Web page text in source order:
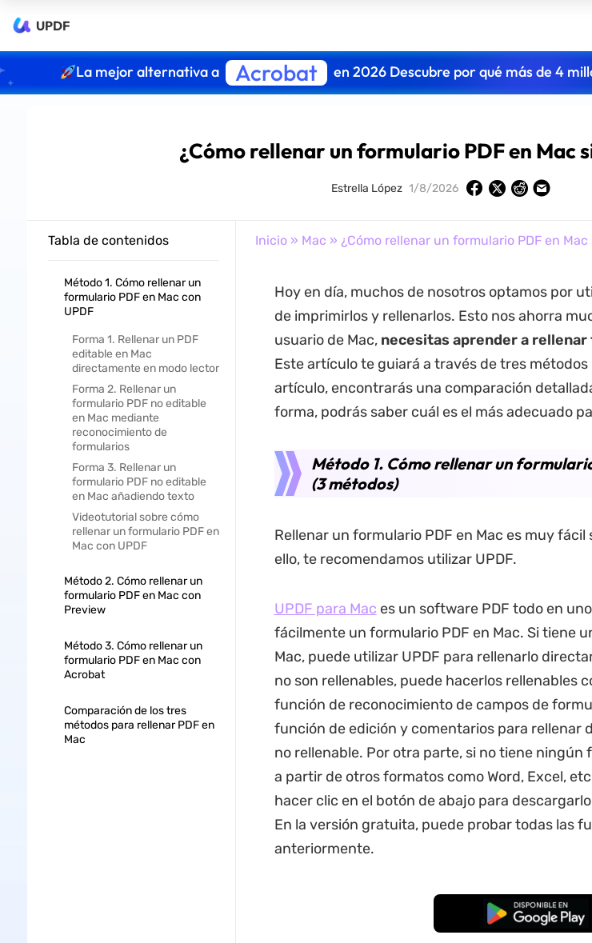
UPDF
La mejor alternativa a Acrobat en 2026 Descubre por qué más de 4
¿Cómo rellenar un formulario PDF en Mac
Estrella López 1/8/2026
Tabla de contenidos
Método 1. Cómo rellenar un
formulario PDF en Mac con
UPDF
Forma 1. Rellenar un PDF
editable en Mac
directamente en modo lector
Forma 2. Rellenar un
formulario PDF no editable
en Mac mediante
reconocimiento de
formularios
Forma 3. Rellenar un
formulario PDF no editable
en Mac añadiendo texto
Videotutorial sobre cómo
rellenar un formulario PDF en
Mac con UPDF
Método 2. Cómo rellenar un
formulario PDF en Mac con
Preview
Método 3. Cómo rellenar un
formulario PDF en Mac con
Acrobat
Comparación de los tres
métodos para rellenar PDF en
Mac
Inicio» Mac » ¿Cómo rellenar un formulario PDF en
Hoy en día, muchos de nosotros optamos por
de imprimirlos y rellenarlos. Esto nos ahorra
usuario de Mac, necesitas aprender a rellenar
Este artículo te guiará a través de tres métodos
artículo, encontrarás una comparación
forma, podrás saber cuál es el más adecuado
Método 1. Cómo rellenar un
(3 métodos)
Rellenar un formulario PDF en Mac es muy
ello, te recomendamos utilizar UPDF.
UPDF para Mac es un software PDF todo en
fácilmente un formulario PDF en Mac. Si tiene
Mac, puede utilizar UPDF para rellenarlo
no son rellenables, puede hacerlos rellenables
función de reconocimiento de campos de
función de edición y comentarios para rellenar
no rellenable. Por otra parte, si no tiene ningún
a partir de otros formatos como Word, Excel,
hacer clic en el botón de abajo para
En la versión gratuita, puede probar todas las
anteriormente.
Descarga Gratuita